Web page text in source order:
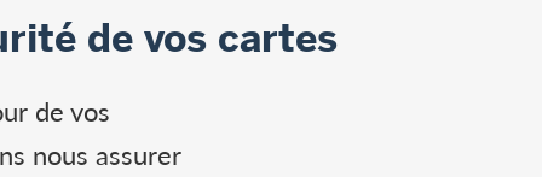
de vos cartes
de vos
nous assurer